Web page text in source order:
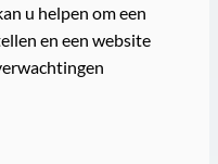
u helpen om een
en een website